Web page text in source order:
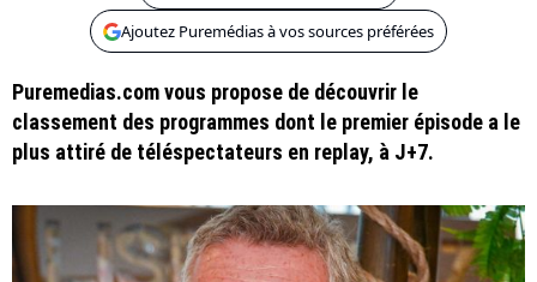
Ajoutez Puremédias à vos sources préférées
Puremedias.com vous propose de découvrir le
classement des programmes dont le premier épisode a le
plus attiré de téléspectateurs en replay, à J+7.